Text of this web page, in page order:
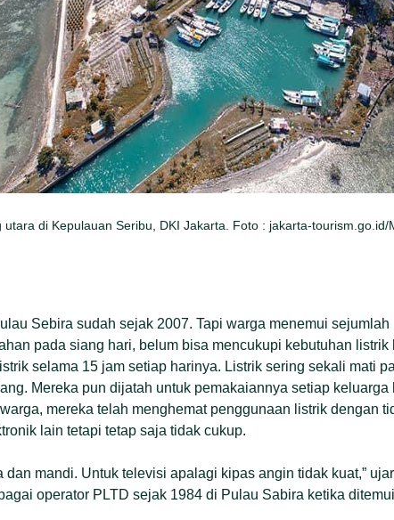
utara di Kepulauan Seribu, DKI Jakarta. Foto : jakarta-tourism.go.id/
Sebira sudah sejak 2007. Tapi warga menemui sejumlah
pada siang hari, belum bisa mencukupi kebutuhan listrik
selama 15 jam setiap harinya. Listrik sering sekali mati
Mereka pun dijatah untuk pemakaiannya setiap keluarga
mereka telah menghemat penggunaan listrik dengan
lain tetapi tetap saja tidak cukup.
dan mandi. Untuk televisi apalagi kipas angin tidak kuat,”
operator PLTD sejak 1984 di Pulau Sabira ketika